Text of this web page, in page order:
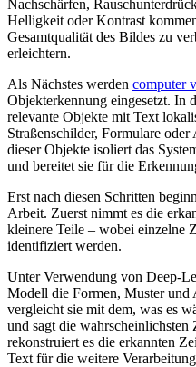
Nachschärfen,
Helligkeit oder Kontrast
Gesamtqualität des Bildes zu
erleichtern.
Als Nächstes werden computer
Objekterkennung eingesetzt. In
relevante Objekte mit Text
Straßenschilder, Formulare
dieser Objekte isoliert das
und bereitet sie für die
Erst nach diesen Schritten
Arbeit. Zuerst nimmt es die
kleinere Teile – wobei einzelne
identifiziert werden.
Unter Verwendung von Deep-
Modell die Formen, Muster und
vergleicht sie mit dem, was es
und sagt die wahrscheinlichsten
rekonstruiert es die erkannten
Text für die weitere